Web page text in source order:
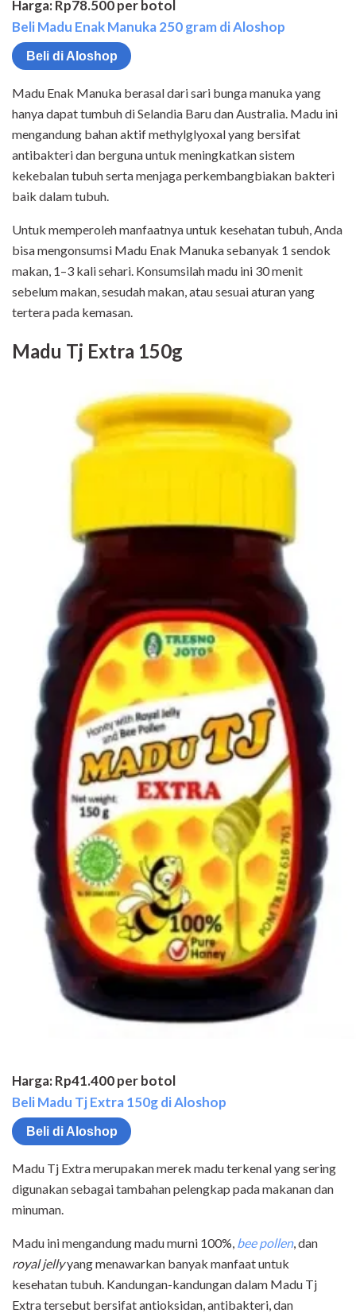
Harga: Rp78.500 per botol
Beli Madu Enak Manuka 250 gram di Aloshop
Beli di Aloshop
Madu Enak Manuka berasal dari sari bunga manuka yang
hanya dapat tumbuh di Selandia Baru dan Australia. Madu ini
mengandung bahan aktif methylglyoxal yang bersifat
antibakteri dan berguna untuk meningkatkan sistem
kekebalan tubuh serta menjaga perkembangbiakan bakteri
baik dalam tubuh.
Untuk memperoleh manfaatnya untuk kesehatan tubuh, Anda
bisa mengonsumsi Madu Enak Manuka sebanyak 1 sendok
makan, 1–3 kali sehari. Konsumsilah madu ini 30 menit
sebelum makan, sesudah makan, atau sesuai aturan yang
tertera pada kemasan.
Madu Tj Extra 150g
Harga: Rp41.400 per botol
Beli Madu Tj Extra 150g di Aloshop
Beli di Aloshop
Madu Tj Extra merupakan merek madu terkenal yang sering
digunakan sebagai tambahan pelengkap pada makanan dan
minuman.
Madu ini mengandung madu murni 100%, bee pollen, dan
royal jellyyang menawarkan banyak manfaat untuk
kesehatan tubuh. Kandungan-kandungan dalam Madu Tj
Extra tersebut bersifat antioksidan, antibakteri, dan